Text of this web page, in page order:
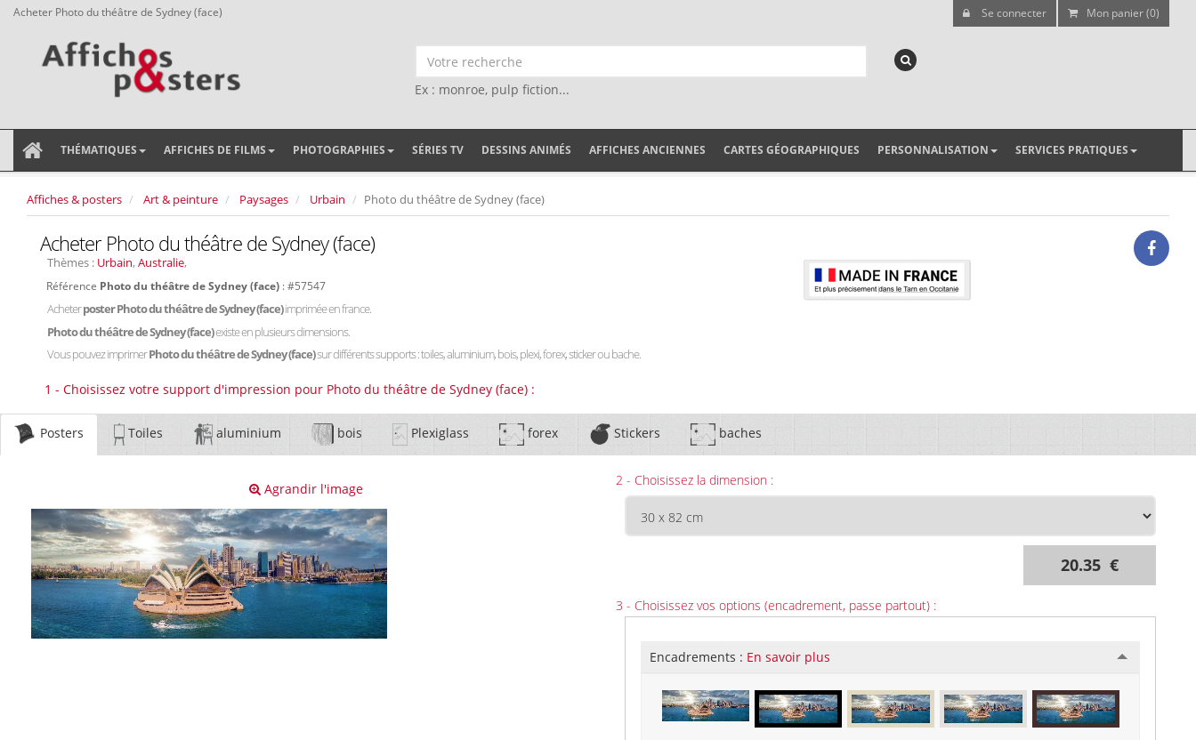
Acheter Photo du théâtre de Sydney (face) Se connecter Mon panier (0)
Ex : monroe, pulp fiction...
THÉMATIQUES AFFICHES DE FILMS PHOTOGRAPHIES SÉRIES TV DESSINS ANIMÉS AFFICHES ANCIENNES CARTES GÉOGRAPHIQUES PERSONNALISATION SERVICES PRATIQUES
Affiches & posters Art & peinture Paysages Urbain Photo du théâtre de Sydney (face)
Acheter Photo du théâtre de Sydney (face)
Thèmes : Urbain, Australie,
Référence Photo du théâtre de Sydney (face) : #57547
Acheterposter Photo du théâtre de Sydney (face)imprimée en france.
Photo du théâtre de Sydney (face)existe en plusieurs dimensions.
Vous pouvez imprimerPhoto du théâtre de Sydney (face)sur différents supports : toiles, aluminium, bois, plexi, forex, sticker ou bache.
1 - Choisissez votre support d'impression pour Photo du théâtre de Sydney (face) :
Posters Toiles aluminium bois Plexiglass forex Stickers baches
Agrandir l'image
2 - Choisissez la dimension :
20.35 €
3 - Choisissez vos options (encadrement, passe partout) :
Encadrements : En savoir plus